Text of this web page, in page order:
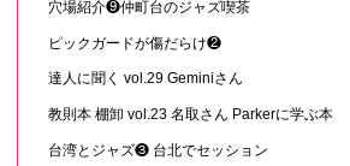
穴場紹介❾仲町台のジャズ喫茶
ピックガードが傷だらけ❷
達人に聞く vol.29 Geminiさん
教則本 棚卸 vol.23 名取さん Parkerに学ぶ本
台湾とジャズ❸ 台北でセッション